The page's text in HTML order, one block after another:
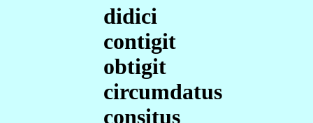
didici
contigit
obtigit
circumdatus
consitus